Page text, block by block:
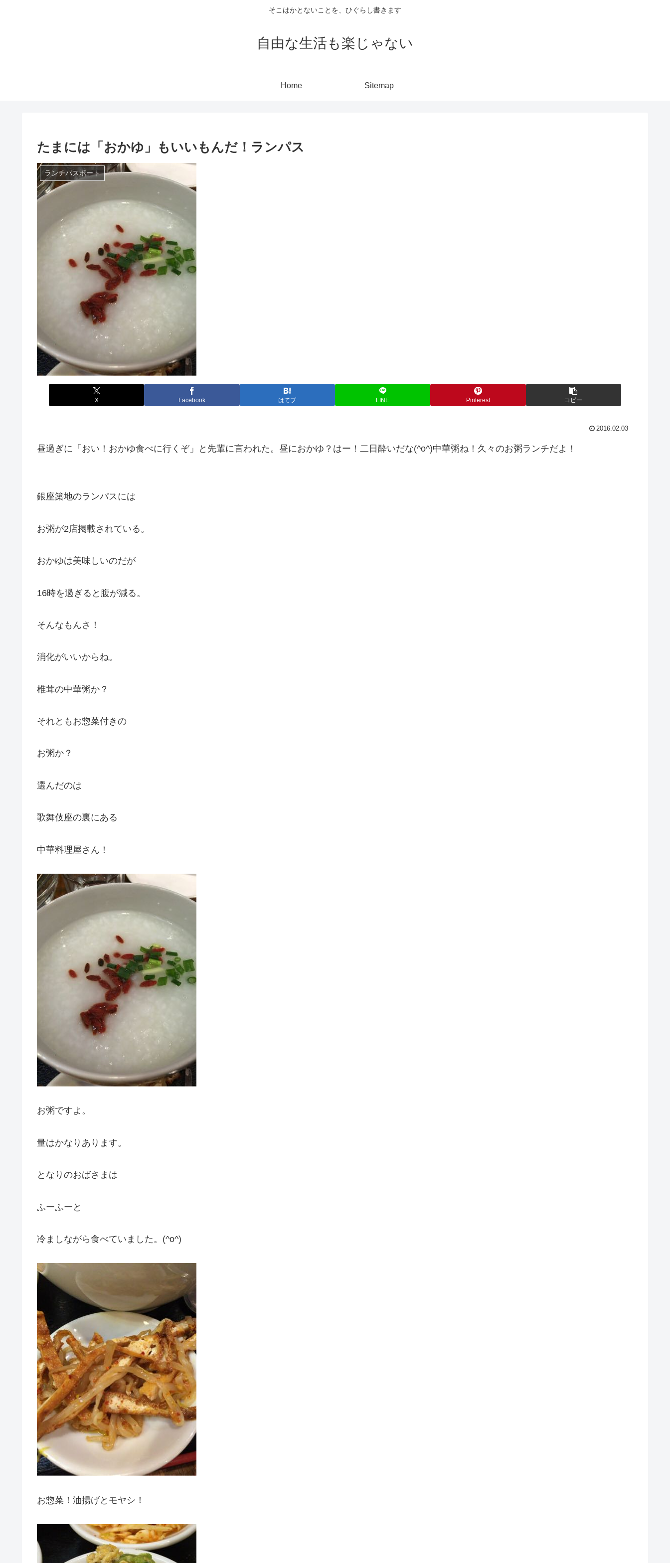
そこはかとないことを、ひぐらし書きます
自由な生活も楽じゃない
Home Sitemap
たまには「おかゆ」もいいもんだ！ランパス
ランチパスポート
X Facebook はてブ LINE Pinterest コピー
2016.02.03
昼過ぎに「おい！おかゆ食べに行くぞ」と先輩に言われた。昼におかゆ？はー！二日酔いだな(^o^)中華粥ね！久々のお粥ランチだよ！
銀座築地のランパスには
お粥が2店掲載されている。
おかゆは美味しいのだが
16時を過ぎると腹が減る。
そんなもんさ！
消化がいいからね。
椎茸の中華粥か？
それともお惣菜付きの
お粥か？
選んだのは
歌舞伎座の裏にある
中華料理屋さん！
お粥ですよ。
量はかなりあります。
となりのおばさまは
ふーふーと
冷ましながら食べていました。(^o^)
お惣菜！油揚げとモヤシ！